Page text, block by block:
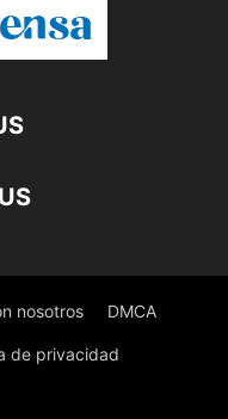
nosotros DMCA
de privacidad